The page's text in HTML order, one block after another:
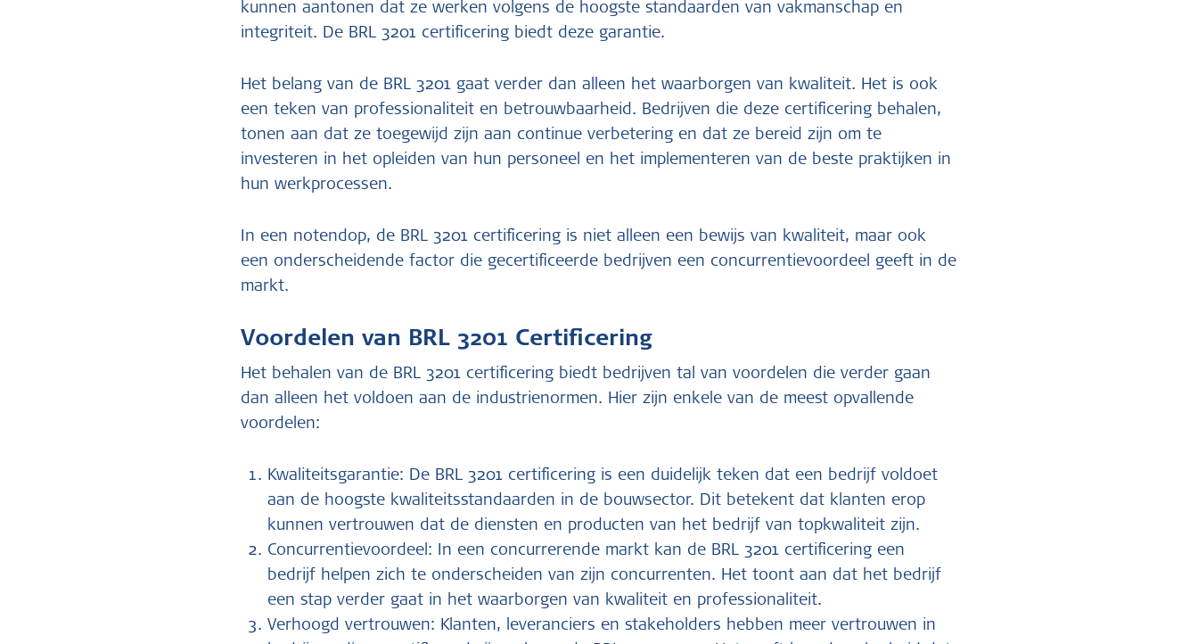
kunnen aantonen dat ze werken volgens de hoogste standaarden van vakmanschap en
integriteit. De BRL 3201 certificering biedt deze garantie.
Het belang van de BRL 3201 gaat verder dan alleen het waarborgen van kwaliteit. Het is ook
een teken van professionaliteit en betrouwbaarheid. Bedrijven die deze certificering behalen,
tonen aan dat ze toegewijd zijn aan continue verbetering en dat ze bereid zijn om te
investeren in het opleiden van hun personeel en het implementeren van de beste praktijken in
hun werkprocessen.
In een notendop, de BRL 3201 certificering is niet alleen een bewijs van kwaliteit, maar ook
een onderscheidende factor die gecertificeerde bedrijven een concurrentievoordeel geeft in de
markt.
Voordelen van BRL 3201 Certificering
Het behalen van de BRL 3201 certificering biedt bedrijven tal van voordelen die verder gaan
dan alleen het voldoen aan de industrienormen. Hier zijn enkele van de meest opvallende
voordelen:
Kwaliteitsgarantie: De BRL 3201 certificering is een duidelijk teken dat een bedrijf voldoet
aan de hoogste kwaliteitsstandaarden in de bouwsector. Dit betekent dat klanten erop
kunnen vertrouwen dat de diensten en producten van het bedrijf van topkwaliteit zijn.
Concurrentievoordeel: In een concurrerende markt kan de BRL 3201 certificering een
bedrijf helpen zich te onderscheiden van zijn concurrenten. Het toont aan dat het bedrijf
een stap verder gaat in het waarborgen van kwaliteit en professionaliteit.
Verhoogd vertrouwen: Klanten, leveranciers en stakeholders hebben meer vertrouwen in